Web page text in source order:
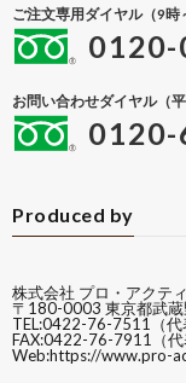
ご注文専用ダイヤル（9時
0120-
お問い合わせダイヤル（
0120-
Produced by
株式会社 プロ・アクテ
〒180-0003 東京都武
TEL:0422-76-7511（代
FAX:0422-76-7911（代
Web:https://www.pro-